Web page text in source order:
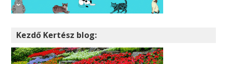
Kezdő Kertész blog: